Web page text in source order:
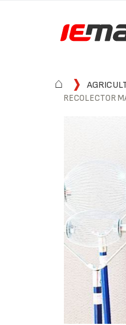
⌂
RECOLECTOR